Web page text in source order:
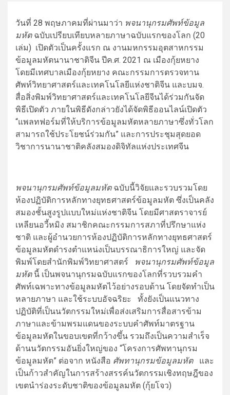
วันที่ 28 พฤษภาคมที่ผ่านมาว่า พจนานุกรมศัพท์ข้อมูล
มหัตฉบับเปรียบเทียบหลายภาษาฉบับแรกของโลก (20
เล่ม) เปิดตัวเป็นครั้งแรก ณ งานมหกรรมอุตสาหกรรม
ข้อมูลมหัตนานาชาติจีน ปีค.ศ. 2021 ณ เมืองกุ้ยหยาง
โดยมีเทศบาลเมืองกุ้ยหยาง คณะกรรมการตรวจทาน
ศัพท์วิทยาศาสตร์และเทคโนโลยีแห่งชาติจีน และบมจ.
สื่อสิ่งพิมพ์วิทยาศาสตร์และเทคโนโลยีจีนได้ร่วมกันจัด
พิธีเปิดตัว ภายในพิธีดังกล่าวยังได้จัดพิธีออนไลน์เปิดตัว
“แพลทฟอร์มที่ให้บริการข้อมูลมหัตหลายภาษาซึ่งทั่วโลก
สามารถใช้ประโยชน์ร่วมกัน” และการประชุมสุดยอด
วิชาการนานาชาติคลังสมองดิจิทัลแห่งประเทศจีน
พจนานุกรมศัพท์ข้อมูลมหัต ฉบับนี้วิจัยและรวบรวมโดย
ห้องปฏิบัติการหลักทางยุทธศาสตร์ข้อมูลมหัต ซึ่งเป็นคลัง
สมองชั้นสูงรูปแบบใหม่แห่งชาติจีน โดยมีศาสตราจารย์
เหลียนอวี้หมิง สมาชิกคณะกรรมการสภาที่ปรึกษาแห่ง
ชาติ และผู้อำนวยการห้องปฏิบัติการหลักทางยุทธศาสตร์
ข้อมูลมหัตดำรงตำแหน่งเป็นบรรณาธิการใหญ่ และจัด
พิมพ์โดยสำนักพิมพ์วิทยาศาสตร์
พจนานุกรมศัพท์ข้อมูล
มหัตนี้ เป็นพจนานุกรมฉบับแรกของโลกที่รวบรวมคำ
ศัพท์เฉพาะทางข้อมูลมหัตไว้อย่างรอบด้าน โดยจัดทำเป็น
หลายภาษา และใช้ระบบอัจฉริยะ ทั้งยังเป็นแนวทาง
ปฏิบัติที่เป็นนวัตกรรมใหม่เพื่อส่งเสริมการสื่อสารข้าม
ภาษาและข้ามพรมแดนของระบบคำศัพท์มาตรฐาน
ข้อมูลมหัตในขอบเขตที่กว้างขึ้น รวมถึงเป็นความสำเร็จ
ด้านนวัตกรรมอันยิ่งใหญ่ของ “โครงการศัพทานุกรม
ข้อมูลมหัต” ต่อจาก หนังสือ ศัพทานุกรมข้อมูลมหัตและ
เป็นก้าวสำคัญในการสร้างสรรค์นวัตกรรมเชิงทฤษฎีของ
เขตนำร่องระดับชาติของข้อมูลมหัต (กุ้ยโจว)